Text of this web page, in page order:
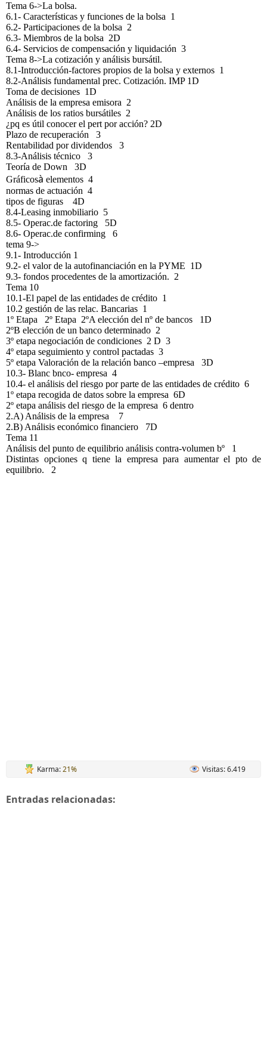
Tema 6->La bolsa.
6.1- Características y funciones de la bolsa 1
6.2- Participaciones de la bolsa 2
6.3- Miembros de la bolsa 2D
6.4- Servicios de compensación y liquidación 3
Tema 8->La cotización y análisis bursátil.
8.1-Introducción-factores propios de la bolsa y externos 1
8.2-Análisis fundamental prec. Cotización. IMP 1D
Toma de decisiones 1D
Análisis de la empresa emisora 2
Análisis de los ratios bursátiles 2
¿pq es útil conocer el pert por acción? 2D
Plazo de recuperación 3
Rentabilidad por dividendos 3
8.3-Análisis técnico 3
Teoría de Down 3D
Gráficosà elementos 4
normas de actuación 4
tipos de figuras 4D
8.4-Leasing inmobiliario 5
8.5- Operac.de factoring 5D
8.6- Operac.de confirming 6
tema 9->
9.1- Introducción 1
9.2- el valor de la autofinanciación en la PYME 1D
9.3- fondos procedentes de la amortización. 2
Tema 10
10.1-El papel de las entidades de crédito 1
10.2 gestión de las relac. Bancarias 1
1º Etapa 2º Etapa 2ºA elección del nº de bancos 1D
2ºB elección de un banco determinado 2
3º etapa negociación de condiciones 2 D 3
4º etapa seguimiento y control pactadas 3
5º etapa Valoración de la relación banco –empresa 3D
10.3- Blanc bnco- empresa 4
10.4- el análisis del riesgo por parte de las entidades de crédito 6
1º etapa recogida de datos sobre la empresa 6D
2º etapa análisis del riesgo de la empresa 6 dentro
2.A) Análisis de la empresa 7
2.B) Análisis económico financiero 7D
Tema 11
Análisis del punto de equilibrio análisis contra-volumen bº 1
Distintas opciones q tiene la empresa para aumentar el pto de
equilibrio. 2
Karma:21% Visitas: 6.419
Entradas relacionadas: